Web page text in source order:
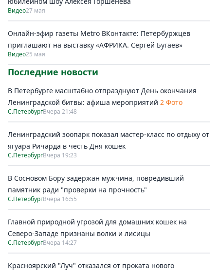
Видео27 мая
Онлайн-эфир газеты Metro ВКонтакте: Петербуржцев
приглашают на выставку «АФРИКА. Сергей Бугаев»
Видео25 мая
Последние новости
В Петербурге масштабно отпразднуют День окончания
Ленинградской битвы: афиша мероприятий 2 Фото
С.ПетербургВчера 21:48
Ленинградский зоопарк показал мастер-класс по отдыху от
ягуара Ричарда в честь Дня кошек
С.ПетербургВчера 19:23
В Сосновом Бору задержан мужчина, повредивший
памятник ради "проверки на прочность"
С.ПетербургВчера 16:55
Главной природной угрозой для домашних кошек на
Северо-Западе признаны волки и лисицы
С.ПетербургВчера 14:27
Красноярский "Луч" отказался от проката нового